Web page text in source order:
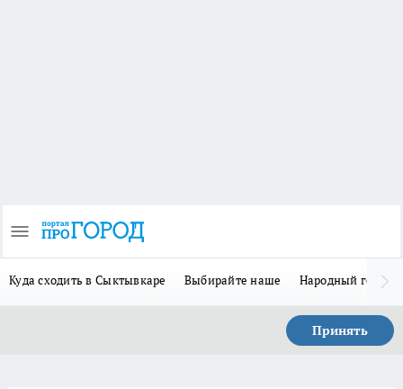
Куда сходить в Сыктывкаре Выбирайте наше Народный герой-
Принять